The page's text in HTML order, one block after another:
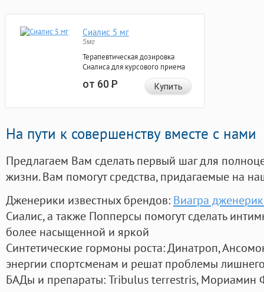
Сиалис 5 мг
5мг
Терапевтическая дозировка
Сиалиса для курсового приема
от 60Р Купить
На пути к совершенству вместе с нами
Предлагаем Вам сделать первый шаг для
жизни. Вам помогут средства, придагаемые на
Дженерики известных брендов: Виагра
Сиалис, а также Попперсы помогут сделать
более насыщенной и яркой
Синтетические гормоны роста: Динатроп,
энергии спортсменам и решат проблемы
БАДы и препараты:Tribulus terrestris, Мориамин